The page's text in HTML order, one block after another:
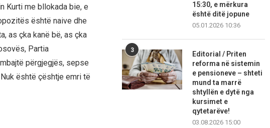
Kurti me bllokada bie, e
është naive dhe
as çka kanë bë, as çka
Partia
përgjegjës, sepse
është çështje emri të
15:30, e mërkura
është ditë jopune
05.01.2026 10:36
3
Editorial / Priten
reforma në sistemin
e pensioneve – shteti
mund ta marrë
shtyllën e dytë nga
kursimet e
qytetarëve!
03.08.2026 15:00